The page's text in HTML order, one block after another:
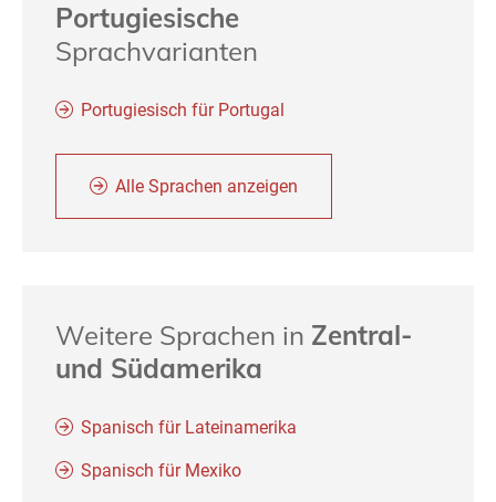
Portugiesische
Sprachvarianten
Portugiesisch für Portugal
Alle Sprachen anzeigen
Weitere Sprachen in Zentral-
und Südamerika
Spanisch für Lateinamerika
Spanisch für Mexiko